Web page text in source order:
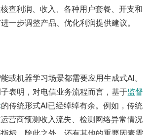
查利润、收入、各种用户套餐、开支和
一步调整产品、优化利润提供建议。
或机器学习场景都需要应用生成式AI。
表明，对电信业务流程而言，基于监督
的传统形式AI已经绰绰有余。例如，传统
营商预测收入流失、检测网络异常情况
标。除此之外，还有其他的重要因素需